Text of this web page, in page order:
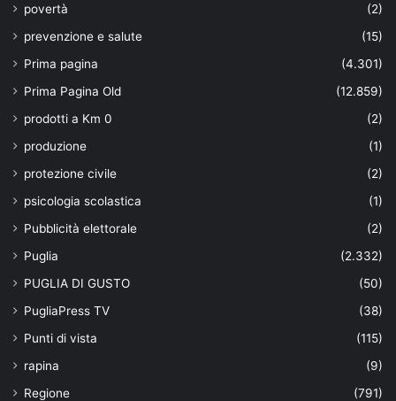
povertà
(2)
prevenzione e salute
(15)
Prima pagina
(4.301)
Prima Pagina Old
(12.859)
prodotti a Km 0
(2)
produzione
(1)
protezione civile
(2)
psicologia scolastica
(1)
Pubblicità elettorale
(2)
Puglia
(2.332)
PUGLIA DI GUSTO
(50)
PugliaPress TV
(38)
Punti di vista
(115)
rapina
(9)
Regione
(791)